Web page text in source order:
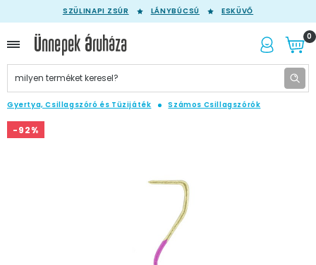
SZÜLINAPI ZSÚR LÁNYBÚCSÚ ESKÜVŐ
0
Gyertya, Csillagszóró és Tüzijáték Számos Csillagszórók
-92%